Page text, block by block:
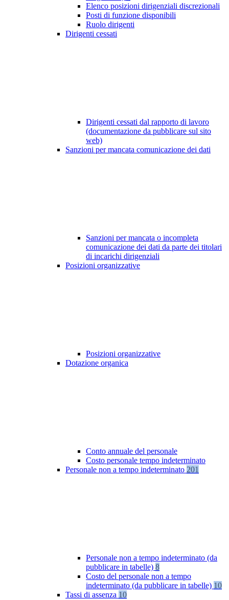
Elenco posizioni dirigenziali discrezionali
Posti di funzione disponibili
Ruolo dirigenti
Dirigenti cessati
Dirigenti cessati dal rapporto di lavoro
(documentazione da pubblicare sul sito
web)
Sanzioni per mancata comunicazione dei dati
Sanzioni per mancata o incompleta
comunicazione dei dati da parte dei titolari
di incarichi dirigenziali
Posizioni organizzative
Posizioni organizzative
Dotazione organica
Conto annuale del personale
Costo personale tempo indeterminato
Personale non a tempo indeterminato 201
Personale non a tempo indeterminato (da
pubblicare in tabelle) 8
Costo del personale non a tempo
indeterminato (da pubblicare in tabelle) 10
Tassi di assenza 10